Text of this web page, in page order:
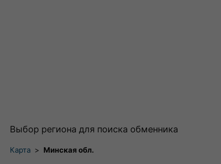
Выбор региона для поиска обменника
Карта > Минская обл.